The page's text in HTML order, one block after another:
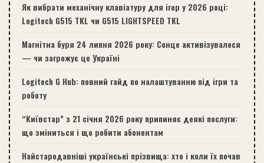
Як вибрати механічну клавіатуру для ігор у 2026 році:
Logitech G515 TKL чи G515 LIGHTSPEED TKL
Магнітна буря 24 липня 2026 року: Сонце активізувалося
— чи загрожує це Україні
Logitech G Hub: повний гайд по налаштуванню під ігри та
роботу
“Київстар” з 21 січня 2026 року припиняє деякі послуги:
що зміниться і що робити абонентам
Найстародавніші українські прізвища: хто і коли їх почав